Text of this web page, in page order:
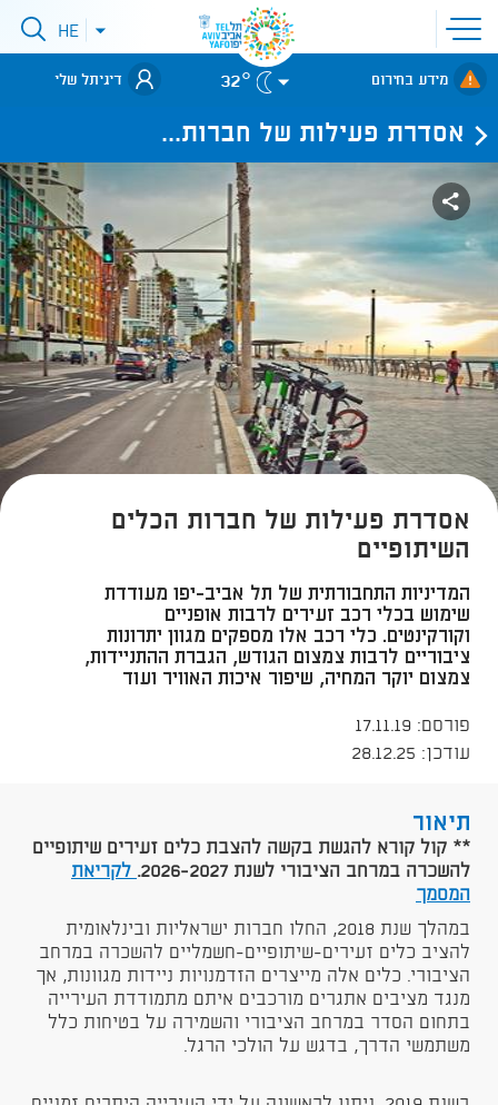
פתיחת
תפריט
אתר
לאתר עיריית
תל-אביב
פתיחתHE
מידע בחירום 32° דיגיתל שלי
אסדרת פעילות של חברות...
אסדרת פעילות של חברות הכלים
השיתופיים
המדיניות התחבורתית של תל אביב-יפו מעודדת
שימוש בכלי רכב זעירים לרבות אופניים
וקורקינטים. כלי רכב אלו מספקים מגוון יתרונות
ציבוריים לרבות צמצום הגודש, הגברת ההתניידות,
צמצום יוקר המחיה, שיפור איכות האוויר ועוד
פורסם: 17.11.19
עודכן: 28.12.25
תיאור
** קול קורא להגשת בקשה להצבת כלים זעירים שיתופיים
להשכרה במרחב הציבורי לשנת ​​2026-2027.
לקריאת
המסמך​​
במהלך שנת 2018, החלו חברות ישראליות ובינלאומית
להציב כלים זעירים-שיתופיים-חשמליים להשכרה במרחב
הציבורי. כלים אלה מייצרים הזדמנויות ניידות מגוונות, אך
מנגד מציבים אתגרים מורכבים איתם מתמודדת העירייה
בתחום הסדר במרחב הציבורי והשמירה על בטיחות כלל
משתמשי הדרך, בדגש על הולכי הרגל.